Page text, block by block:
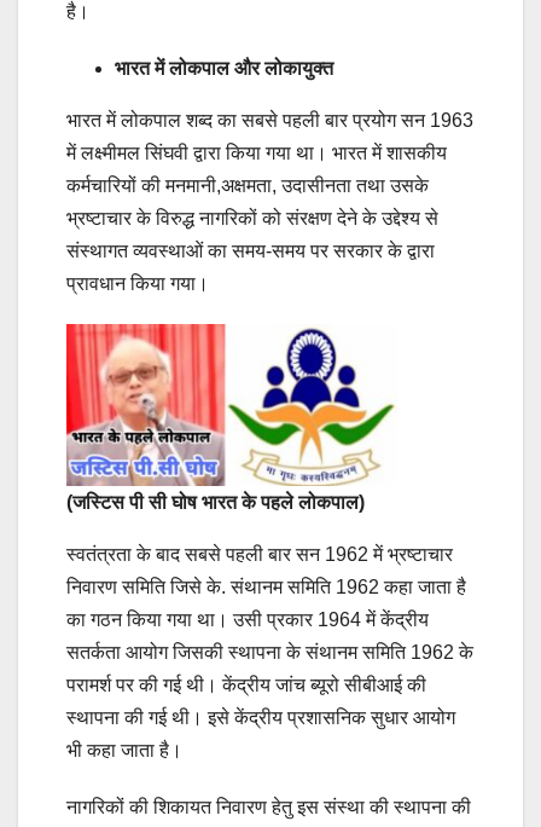
है।
भारत में लोकपाल और लोकायुक्त
भारत में लोकपाल शब्द का सबसे पहली बार प्रयोग सन 1963
में लक्ष्मीमल सिंघवी द्वारा किया गया था। भारत में शासकीय
कर्मचारियों की मनमानी,अक्षमता, उदासीनता तथा उसके
भ्रष्टाचार के विरुद्ध नागरिकों को संरक्षण देने के उद्देश्य से
संस्थागत व्यवस्थाओं का समय-समय पर सरकार के द्वारा
प्रावधान किया गया।
(जस्टिस पी सी घोष भारत के पहले लोकपाल)
स्वतंत्रता के बाद सबसे पहली बार सन 1962 में भ्रष्टाचार
निवारण समिति जिसे के. संथानम समिति 1962 कहा जाता है
का गठन किया गया था। उसी प्रकार 1964 में केंद्रीय
सतर्कता आयोग जिसकी स्थापना के संथानम समिति 1962 के
परामर्श पर की गई थी। केंद्रीय जांच ब्यूरो सीबीआई की
स्थापना की गई थी। इसे केंद्रीय प्रशासनिक सुधार आयोग
भी कहा जाता है।
नागरिकों की शिकायत निवारण हेतु इस संस्था की स्थापना की